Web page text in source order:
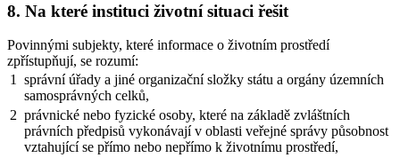
8. Na které instituci životní situaci řešit
Povinnými subjekty, které informace o životním prostředí
zpřístupňují, se rozumí:
1
správní úřady a jiné organizační složky státu a orgány územních
samosprávných celků,
2 právnické nebo fyzické osoby, které na základě zvláštních
právních předpisů vykonávají v oblasti veřejné správy působnost
vztahující se přímo nebo nepřímo k životnímu prostředí,